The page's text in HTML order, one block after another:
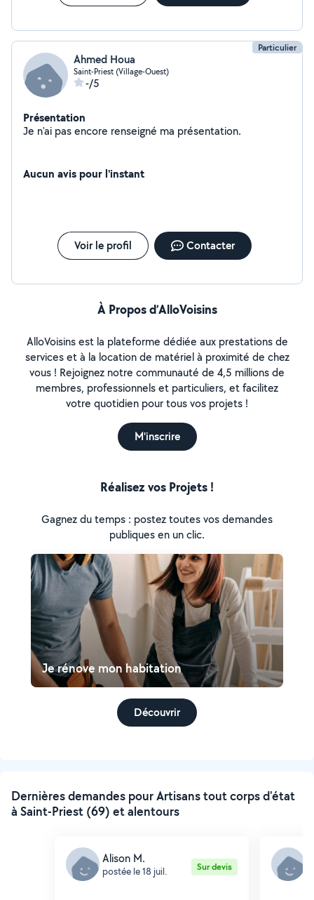
Particulier
Ahmed Houa
Saint-Priest (Village-Ouest)
-/5
Présentation
Je n'ai pas encore renseigné ma présentation.
Aucun avis pour l'instant
Voir le profil Contacter
À Propos d’AlloVoisins
AlloVoisins est la plateforme dédiée aux prestations de
services et à la location de matériel à proximité de chez
vous ! Rejoignez notre communauté de 4,5 millions de
membres, professionnels et particuliers, et facilitez
votre quotidien pour tous vos projets !
M'inscrire
Réalisez vos Projets !
Gagnez du temps : postez toutes vos demandes
publiques en un clic.
Je rénove mon habitation
Découvrir
Dernières demandes pour Artisans tout corps d'état
à Saint-Priest (69) et alentours
Alison M.
postée le 18 juil. Sur devis